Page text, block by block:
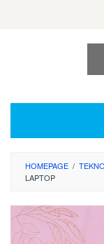
HOMEPAGE /
LAPTOP